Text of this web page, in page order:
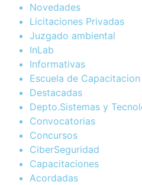
Novedades
Licitaciones Privadas
Juzgado ambiental
InLab
Informativas
Escuela de Capacitacion
Destacadas
Depto.Sistemas y
Convocatorias
Concursos
CiberSeguridad
Capacitaciones
Acordadas